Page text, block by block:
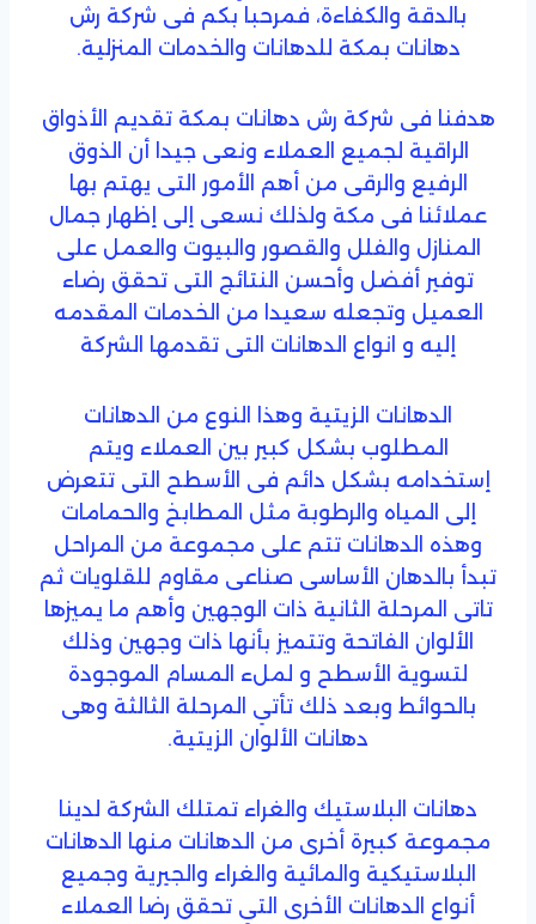
بالدقة والكفاءة، فمرحبا بكم فى شركة رش
دهانات بمكة للدهانات والخدمات المنزلية.
هدفنا فى شركة رش دهانات بمكة تقديم الأذواق
الراقية لجميع العملاء ونعى جيدا أن الذوق
الرفيع والرقى من أهم الأمور التى يهتم بها
عملائنا فى مكة ولذلك نسعى إلى إظهار جمال
المنازل والفلل والقصور والبيوت والعمل على
توفير أفضل وأحسن النتائج التى تحقق رضاء
العميل وتجعله سعيدا من الخدمات المقدمه
إليه و انواع الدهانات التى تقدمها الشركة
الدهانات الزيتية وهذا النوع من الدهانات
المطلوب بشكل كبير بين العملاء ويتم
إستخدامه بشكل دائم فى الأسطح التى تتعرض
إلى المياه والرطوبة مثل المطابخ والحمامات
وهذه الدهانات تتم على مجموعة من المراحل
تبدأ بالدهان الأساسى صناعى مقاوم للقلويات ثم
تاتى المرحلة الثانية ذات الوجهين وأهم ما يميزها
الألوان الفاتحة وتتميز بأنها ذات وجهين وذلك
لتسوية الأسطح و لملء المسام الموجودة
بالحوائط وبعد ذلك تأتي المرحلة الثالثة وهى
دهانات الألوان الزيتية.
دهانات البلاستيك والغراء تمتلك الشركة لدينا
مجموعة كبيرة أخرى من الدهانات منها الدهانات
البلاستيكية والمائية والغراء والجيرية وجميع
أنواع الدهانات الأخرى التي تحقق رضا العملاء